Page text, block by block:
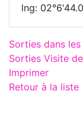
lng:
Sorties dans les
Sorties Visite
Imprimer
Retour à la liste